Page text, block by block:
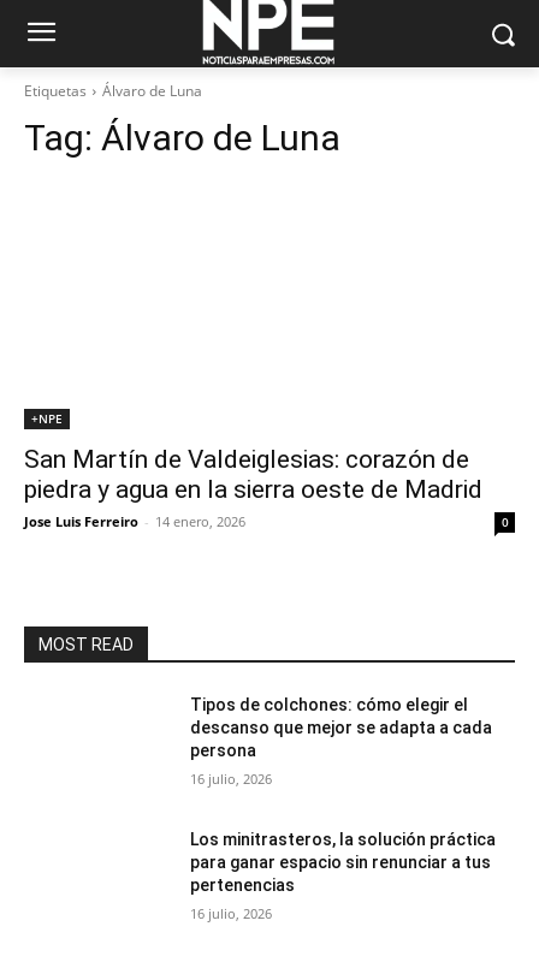
Etiquetas Álvaro de Luna
Tag: Álvaro de Luna
+NPE
San Martín de Valdeiglesias: corazón de
piedra y agua en la sierra oeste de Madrid
Jose Luis Ferreiro - 14 enero, 2026 0
MOST READ
Tipos de colchones: cómo elegir el
descanso que mejor se adapta a cada
persona
16 julio, 2026
Los minitrasteros, la solución práctica
para ganar espacio sin renunciar a tus
pertenencias
16 julio, 2026